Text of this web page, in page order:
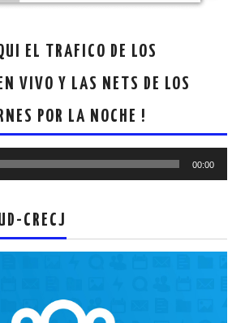
EL TRAFICO DE LOS
VIVO Y LAS NETS DE LOS
POR LA NOCHE !
00:00
CRECJ